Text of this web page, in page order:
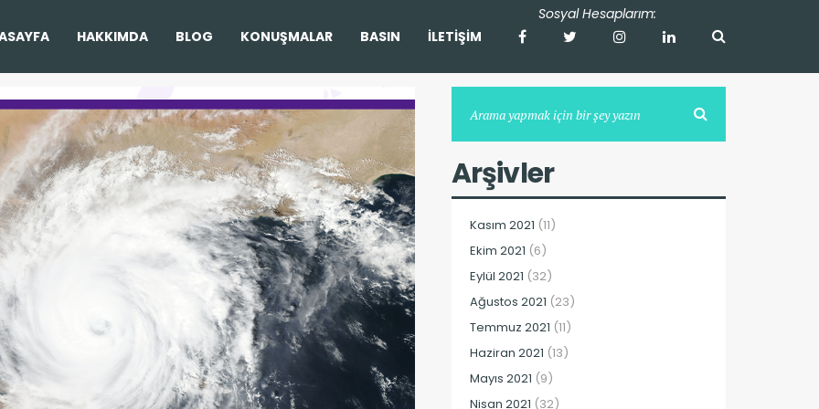
HAKKIMDA BLOG KONUŞMALAR BASIN İLETİŞİM
Arşivler
Kasım 2021 (11)
Ekim 2021 (6)
Eylül 2021 (32)
Ağustos 2021 (23)
Temmuz 2021 (11)
Haziran 2021 (13)
Mayıs 2021 (9)
Nisan 2021 (32)